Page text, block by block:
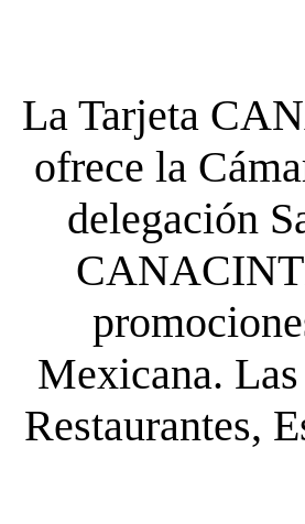
La Tarjeta
ofrece la
delegación
Mexicana.
Restaurantes,